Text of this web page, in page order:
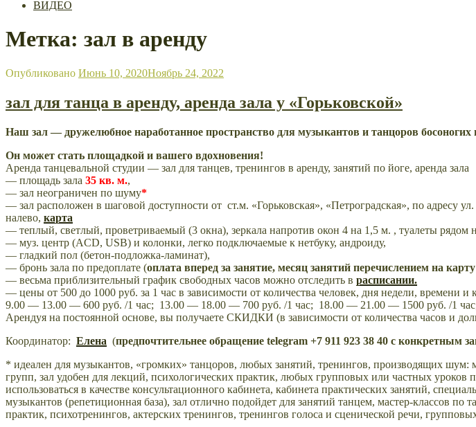
ВИДЕО
Метка: зал в аренду
Опубликовано Июнь 10, 2020Ноябрь 24, 2022
зал для танца в аренду, аренда зала у «Горьковской»
Наш зал — дружелюбное наработанное пространство для музыкантов и танцоров босоногих
Он может стать площадкой и вашего вдохновения!
Аренда танцевальной студии — зал для танцев, тренингов в аренду, занятий по йоге, аренда зала
— площадь зала 35 кв. м.,
— зал неограничен по шуму*
— зал расположен в шаговой доступности от ст.м. «Горьковская», «Петроградская», по адресу
налево, карта
— теплый, светлый, проветриваемый (3 окна), зеркала напротив окон 4 на 1,5 м. , туалеты
— муз. центр (ACD, USB) и колонки, легко подключаемые к нетбуку, андроиду,
— гладкий пол (бетон-подложка-ламинат),
— бронь зала по предоплате (оплата вперед за занятие, месяц занятий перечислением на
— весьма приблизительный график свободных часов можно отследить в расписании.
— цены от 500 до 1000 руб. за 1 час в зависимости от количества человек, дня недели, времени и
9.00 — 13.00 — 600 руб. /1 час; 13.00 — 18.00 — 700 руб. /1 час; 18.00 — 21.00 — 1500 руб. /1
Арендуя на постоянной основе, вы получаете СКИДКИ (в зависимости от количества часов и
Координатор: Елена (предпочтительнее обращение telegram +7 911 923 38 40 с конкретным
* идеален для музыкантов, «громких» танцоров, любых занятий, тренингов, производящих шум:
групп, зал удобен для лекций, психологических практик, любых групповых или частных уроков
использоваться в качестве консультационного кабинета, кабинета практических занятий,
музыкантов (репетиционная база), зал отлично подойдет для занятий танцем, мастер-классов по
практик, психотренингов, актерских тренингов, тренингов голоса и сценической речи,